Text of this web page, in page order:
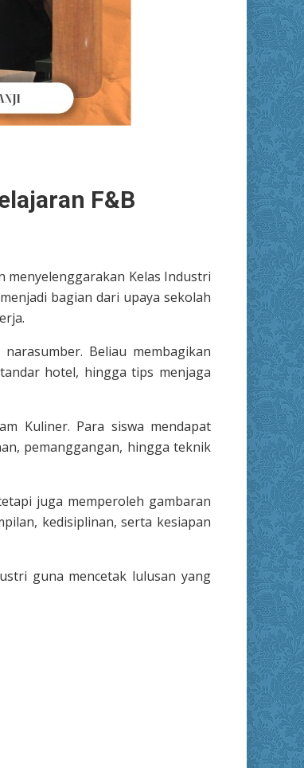
F&B
menyelenggarakan Kelas Industri
bagian dari upaya sekolah
Beliau membagikan
hotel, hingga tips menjaga
Kuliner. Para siswa mendapat
pemanggangan, hingga teknik
juga memperoleh gambaran
kedisiplinan, serta kesiapan
guna mencetak lulusan yang